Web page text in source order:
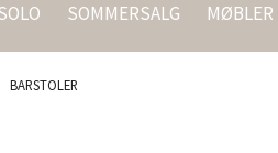
SOMMERSALG MØBLER
BARSTOLER